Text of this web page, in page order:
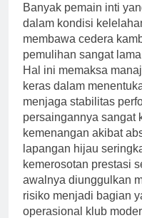
Banyak pemain inti
dalam kondisi
membawa cedera
pemulihan sangat
Hal ini memaksa
keras dalam
menjaga stabilitas
persaingannya sangat
kemenangan akibat
lapangan hijau
kemerosotan prestasi
awalnya diunggulkan
risiko menjadi bagian
operasional klub